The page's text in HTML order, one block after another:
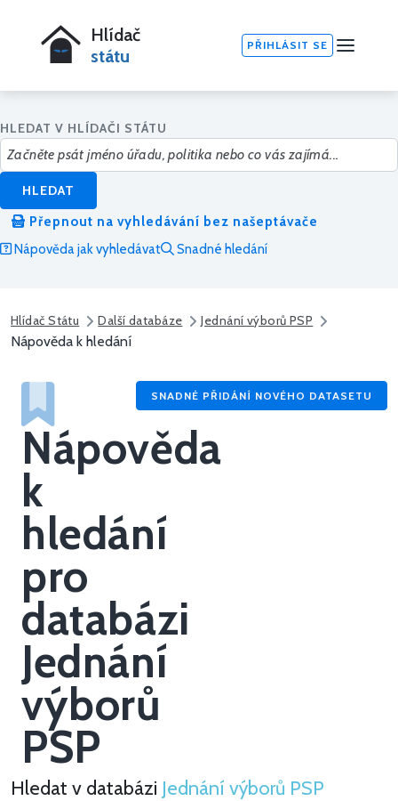
Hlídač
státu
PŘIHLÁSIT SE
HLEDAT V HLÍDAČI STÁTU
HLEDAT
Přepnout na vyhledávání bez našeptávače
Nápověda jak vyhledávat
Snadné hledání
Hlídač Státu Další databáze Jednání výborů PSP
Nápověda k hledání
SNADNÉ PŘIDÁNÍ NOVÉHO DATASETU
Nápověda
k
hledání
pro
databázi
Jednání
výborů
PSP
Hledat v Jednání výborů PSP
Hledat v databázi Jednání výborů PSP